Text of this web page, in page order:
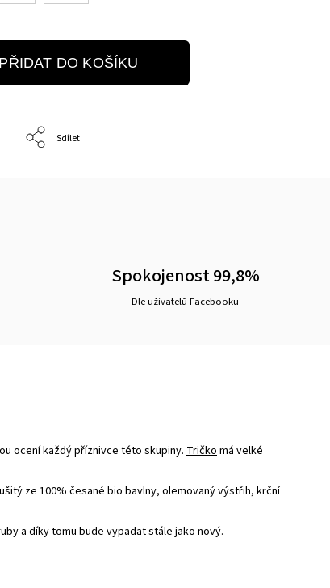
PŘIDAT DO KOŠÍKU
Sdílet
Spokojenost 99,8%
Dle uživatelů Facebooku
ocení každý příznivce této skupiny. Tričko má velké
ze 100% česané bio bavlny, olemovaný výstřih, krční
a díky tomu bude vypadat stále jako nový.